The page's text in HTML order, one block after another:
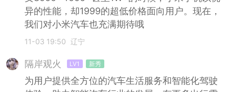
异的性能，却1999的超低价格面向用户。现在，
我们对小米汽车也充满期待哦
11-03 19:50 辽宁
隔岸观火 LV1 新秀
为用户提供全方位的汽车生活服务和智能化驾驶